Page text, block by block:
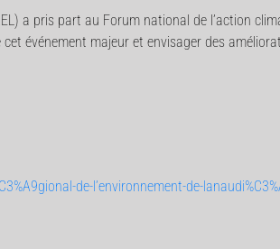
a pris part au Forum national de l’action
événement majeur et envisager des
de-l’environnement-de-